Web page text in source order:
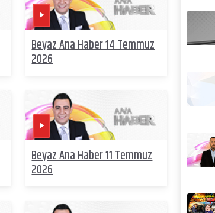
Beyaz Ana Haber 14 Temmuz
2026
Beyaz Ana Haber 11 Temmuz
2026